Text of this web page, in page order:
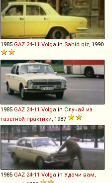
1985 GAZ 24-11 Volga in Sahid qiz , 1990
1985 GAZ 24-11 Volga in Случай из
газетной практики , 1987
1985 GAZ 24-11 Volga in Удачи вам,